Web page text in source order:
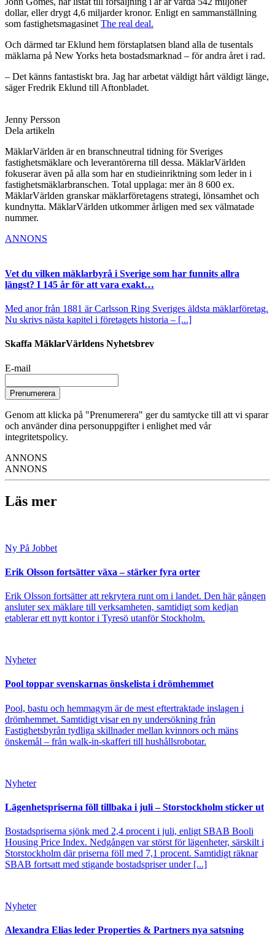
dollar, eller drygt 4,6 miljarder kronor. Enligt en sammanställning
som fastighetsmagasinet The real deal.
Och därmed tar Eklund hem förstaplatsen bland alla de tusentals
mäklarna på New Yorks heta bostadsmarknad – för andra året i rad.
– Det känns fantastiskt bra. Jag har arbetat väldigt hårt väldigt länge,
säger Fredrik Eklund till Aftonbladet.
Jenny Persson
Dela artikeln
MäklarVärlden är en branschneutral tidning för Sveriges
fastighetsmäklare och leverantörerna till dessa. MäklarVärlden
fokuserar även på alla som har en studieinriktning som leder in i
fastighetsmäklarbranschen. Total upplaga: mer än 8 600 ex.
MäklarVärlden granskar mäklarföretagens strategi, lönsamhet och
kundnytta. MäklarVärlden utkommer årligen med sex välmatade
nummer.
ANNONS
Vet du vilken mäklarbyrå i Sverige som har funnits allra
längst? I 145 år för att vara exakt…
Med anor från 1881 är Carlsson Ring Sveriges äldsta mäklarföretag.
Nu skrivs nästa kapitel i företagets historia – [...]
Skaffa MäklarVärldens Nyhetsbrev
E-mail
Prenumerera
Genom att klicka på "Prenumerera" ger du samtycke till att vi sparar
och använder dina personuppgifter i enlighet med vår
integritetspolicy.
ANNONS
ANNONS
Läs mer
Ny På Jobbet
Erik Olsson fortsätter växa – stärker fyra orter
Erik Olsson fortsätter att rekrytera runt om i landet. Den här gången
ansluter sex mäklare till verksamheten, samtidigt som kedjan
etablerar ett nytt kontor i Tyresö utanför Stockholm.
Nyheter
Pool toppar svenskarnas önskelista i drömhemmet
Pool, bastu och hemmagym är de mest eftertraktade inslagen i
drömhemmet. Samtidigt visar en ny undersökning från
Fastighetsbyrån tydliga skillnader mellan kvinnors och mäns
önskemål – från walk-in-skafferi till hushållsrobotar.
Nyheter
Lägenhetspriserna föll tillbaka i juli – Storstockholm sticker ut
Bostadspriserna sjönk med 2,4 procent i juli, enligt SBAB Booli
Housing Price Index. Nedgången var störst för lägenheter, särskilt i
Storstockholm där priserna föll med 7,1 procent. Samtidigt räknar
SBAB fortsatt med stigande bostadspriser under [...]
Nyheter
Alexandra Elias leder Properties & Partners nya satsning